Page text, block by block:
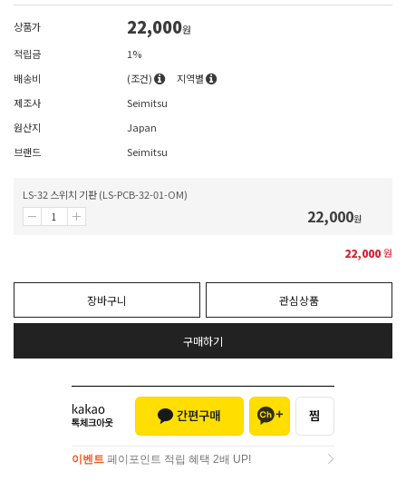
상품가 22,000원
적립금
1%
배송비
(조건)
지역별
제조사
Seimitsu
원산지
Japan
브랜드
Seimitsu
LS-32 스위치 기판 (LS-PCB-32-01-OM)
22,000원
22,000원
장바구니 관심상품
구매하기
이벤트 페이포인트 적립 혜택 2배 UP!